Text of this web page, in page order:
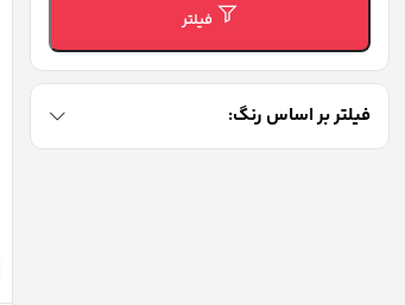
فیلتر
فیلتر بر اساس رنگ: